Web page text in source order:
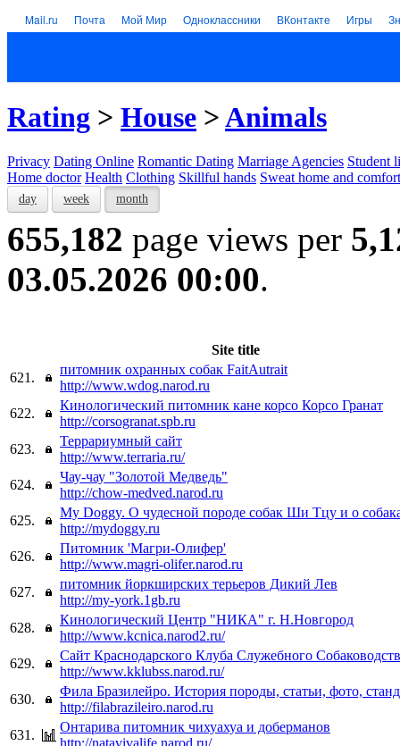
Mail.ru Почта Мой Мир Одноклассники ВКонтакте Игры
Rating > House >Animals
Privacy Dating Online Romantic Dating Marriage Agencies Student
Home doctor Health Clothing Skillful hands Sweat home and comfort
day week month
655,182 page views per
03.05.2026 00:00.
Site title
621.
питомник охранных собак FaitAutrait
http://www.wdog.narod.ru
622.
Кинологический питомник кане корсо Корсо Гранат
http://corsogranat.spb.ru
623.
Террариумный сайт
http://www.terraria.ru/
624.
Чау-чау "Золотой Медведь"
http://chow-medved.narod.ru
625.
My Doggy. О чудесной породе собак Ши Тцу и о
http://mydoggy.ru
626.
Питомник 'Магри-Олифер'
http://www.magri-olifer.narod.ru
627.
питомник йоркширских терьеров Дикий Лев
http://my-york.1gb.ru
628.
Кинологический Центр "НИКА" г. Н.Новгород
http://www.kcnica.narod2.ru/
629.
Сайт Краснодарского Клуба Служебного
http://www.kklubss.narod.ru/
630.
Фила Бразилейро. История породы, статьи, фото,
http://filabrazileiro.narod.ru
631.
Онтарива питомник чихуахуа и доберманов
http://natavivalife.narod.ru/